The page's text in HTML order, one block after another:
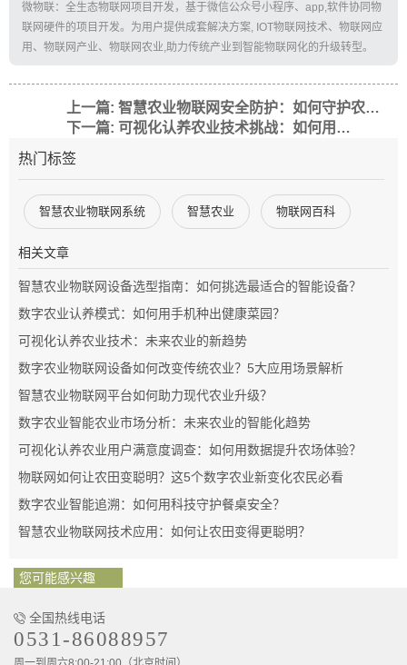
微物联：全生态物联网项目开发，基于微信公众号小程序、app,软件协同物
联网硬件的项目开发。为用户提供成套解决方案, IOT物联网技术、物联网应
用、物联网产业、物联网农业,助力传统产业到智能物联网化的升级转型。
上一篇: 智慧农业物联网安全防护：如何守护农田里的”数字生命线”？
下一篇: 可视化认养农业技术挑战：如何用科技解决都市人的”种田梦”？
热门标签
智慧农业物联网系统 智慧农业 物联网百科
相关文章
智慧农业物联网设备选型指南：如何挑选最适合的智能设备？
数字农业认养模式：如何用手机种出健康菜园？
可视化认养农业技术：未来农业的新趋势
数字农业物联网设备如何改变传统农业？5大应用场景解析
智慧农业物联网平台如何助力现代农业升级？
数字农业智能农业市场分析：未来农业的智能化趋势
可视化认养农业用户满意度调查：如何用数据提升农场体验？
物联网如何让农田变聪明？这5个数字农业新变化农民必看
数字农业智能追溯：如何用科技守护餐桌安全？
智慧农业物联网技术应用：如何让农田变得更聪明？
您可能感兴趣
全国热线电话
0531-86088957